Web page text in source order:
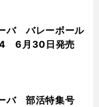
バ バレーボール
6月30日発売
バ 部活特集号